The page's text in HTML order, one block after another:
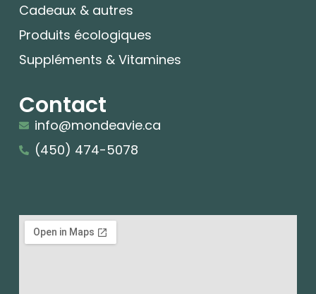
Cadeaux & autres
Produits écologiques
Suppléments & Vitamines
Contact
info@mondeavie.ca
(450) 474-5078